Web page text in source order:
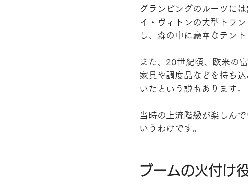
グランピングのルーツに
イ・ヴィトンの大型トラ
し、森の中に豪華なテン
また、20世紀頃、欧米の
家具や調度品などを持ち
いたという説もあります。
当時の上流階級が楽しん
いうわけです。
ブームの火付け